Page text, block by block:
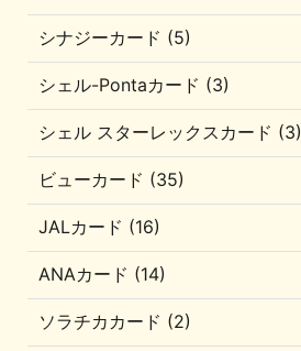
シナジーカード (5)
シェル-Pontaカード (3)
シェル スターレックスカード (3)
ビューカード (35)
JALカード (16)
ANAカード (14)
ソラチカカード (2)